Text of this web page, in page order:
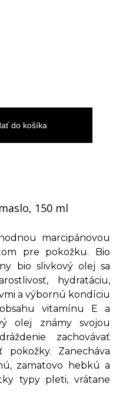
do košíka
150 ml
marcipánovou
pre pokožku. Bio
bio slivkový olej sa
hydratáciu,
a výbornú kondíciu
vitamínu E a
olej známy svojou
zachovávať
Zanecháva
zamatovo hebkú a
typy pleti, vrátane